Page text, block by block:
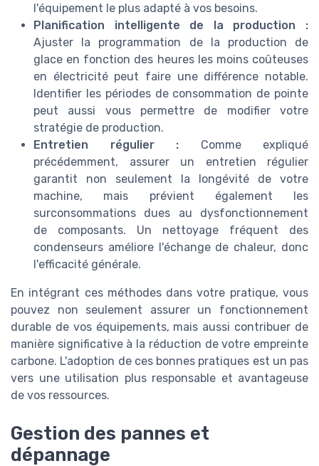
l'équipement le plus adapté à vos besoins.
Planification intelligente de la production :
Ajuster la programmation de la production de
glace en fonction des heures les moins coûteuses
en électricité peut faire une différence notable.
Identifier les périodes de consommation de pointe
peut aussi vous permettre de modifier votre
stratégie de production.
Entretien régulier : Comme expliqué
précédemment, assurer un entretien régulier
garantit non seulement la longévité de votre
machine, mais prévient également les
surconsommations dues au dysfonctionnement
de composants. Un nettoyage fréquent des
condenseurs améliore l'échange de chaleur, donc
l'efficacité générale.
En intégrant ces méthodes dans votre pratique, vous
pouvez non seulement assurer un fonctionnement
durable de vos équipements, mais aussi contribuer de
manière significative à la réduction de votre empreinte
carbone. L'adoption de ces bonnes pratiques est un pas
vers une utilisation plus responsable et avantageuse
de vos ressources.
Gestion des pannes et
dépannage